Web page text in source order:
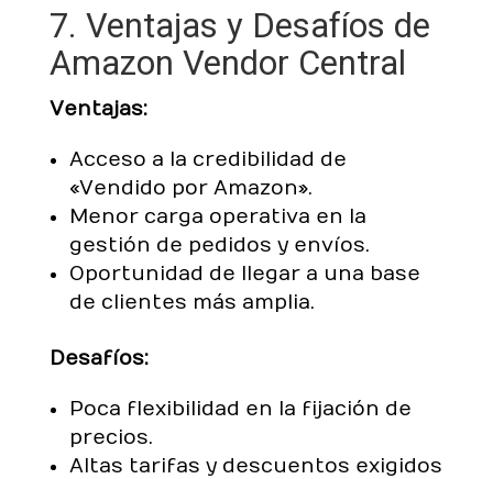
7. Ventajas y Desafíos de
Amazon Vendor Central
Ventajas:
Acceso a la credibilidad de
«Vendido por Amazon».
Menor carga operativa en la
gestión de pedidos y envíos.
Oportunidad de llegar a una base
de clientes más amplia.
Desafíos:
Poca flexibilidad en la fijación de
precios.
Altas tarifas y descuentos exigidos